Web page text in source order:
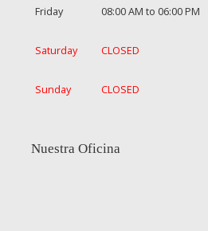
Friday 08:00 AM to 06:00 PM
Saturday CLOSED
Sunday CLOSED
Nuestra Oficina